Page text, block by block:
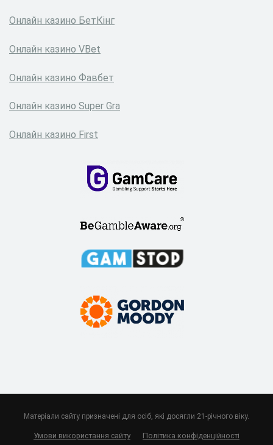
Онлайн казино БетКінг
Онлайн казино VBet
Онлайн казино Фавбет
Онлайн казино Super Gra
Онлайн казино First
Матеріали сайту призначені для осіб, які досягли 21-річного віку.
Умови використання сайту
Політика конфіденційності